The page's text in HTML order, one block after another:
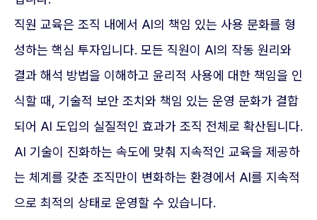
직원 교육은 조직 내에서 AI의 책임 있는 사용 문화를 형
성하는 핵심 투자입니다. 모든 직원이 AI의 작동 원리와
결과 해석 방법을 이해하고 윤리적 사용에 대한 책임을 인
식할 때, 기술적 보안 조치와 책임 있는 운영 문화가 결합
되어 AI 도입의 실질적인 효과가 조직 전체로 확산됩니다.
AI 기술이 진화하는 속도에 맞춰 지속적인 교육을 제공하
는 체계를 갖춘 조직만이 변화하는 환경에서 AI를 지속적
으로 최적의 상태로 운영할 수 있습니다.